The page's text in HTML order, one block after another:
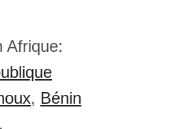
Afrique:
, Bénin
.